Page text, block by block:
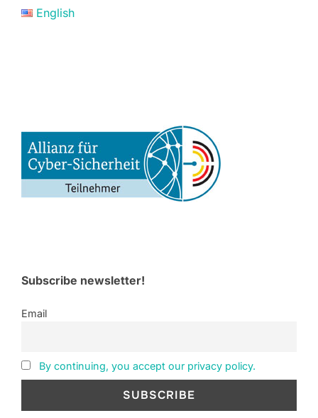
English
Subscribe newsletter!
Email
By continuing, you accept our privacy policy.